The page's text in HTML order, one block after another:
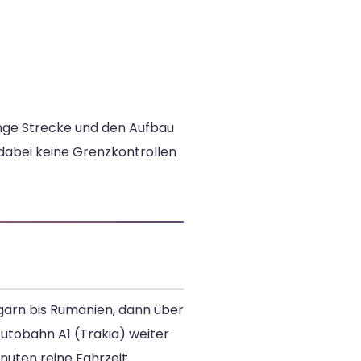
Strecke und den Aufbau
keine Grenzkontrollen
bis Rumänien, dann über
A1 (Trakia) weiter